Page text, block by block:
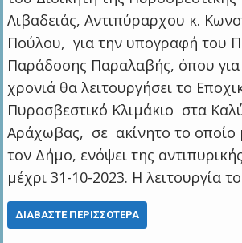
Λιβαδειάς, Αντιπύραρχου κ.
Πούλου, για την υπογραφή του
Παράδοσης Παραλαβής, όπου
χρονιά θα λειτουργήσει το
Πυροσβεστικό Κλιμάκιο στα
Αράχωβας, σε ακίνητο το οποίο
τον Δήμο, ενόψει της
μέχρι 31-10-2023. Η λειτουργία
ΔΙΑΒΆΣΤΕ ΠΕΡΙΣΣΌΤΕΡΑ